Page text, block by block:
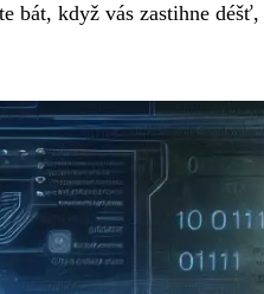
bát, když vás zastihne